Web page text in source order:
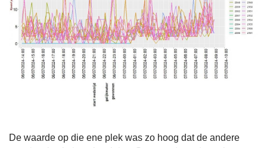
De waarde op die ene plek was zo hoog dat de andere